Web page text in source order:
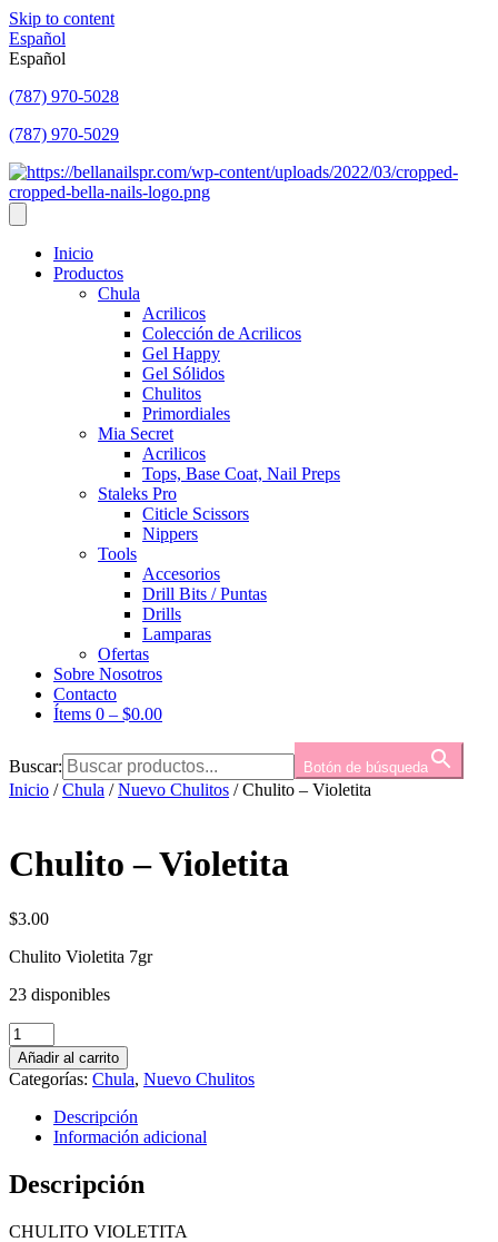
Skip to content
Español
Español
(787) 970-5028
(787) 970-5029
Inicio
Productos
Chula
Acrilicos
Colección de Acrilicos
Gel Happy
Gel Sólidos
Chulitos
Primordiales
Mia Secret
Acrilicos
Tops, Base Coat, Nail Preps
Staleks Pro
Citicle Scissors
Nippers
Tools
Accesorios
Drill Bits / Puntas
Drills
Lamparas
Ofertas
Sobre Nosotros
Contacto
Ítems 0 – $0.00
Buscar: Botón de búsqueda
Inicio /Chula /Nuevo Chulitos / Chulito – Violetita
Chulito – Violetita
$3.00
Chulito Violetita 7gr
23 disponibles
Chulito
-
Violetita
cantidad
Añadir al carrito
Categorías: Chula, Nuevo Chulitos
Descripción
Información adicional
Descripción
CHULITO VIOLETITA